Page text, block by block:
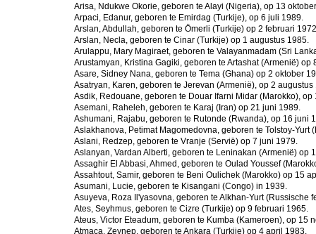
Arisa, Ndukwe Okorie, geboren te Alayi (Nigeria), op 13
Arpaci, Edanur, geboren te Emirdag (Turkije), op 6 juli 1989.
Arslan, Abdullah, geboren te Ömerli (Turkije) op 2 februari
Arslan, Necla, geboren te Cinar (Turkije) op 1 augustus 1985.
Arulappu, Mary Magiraet, geboren te Valayanmadam (Sri
Arustamyan, Kristina Gagiki, geboren te Artashat (Armenië) op
Asare, Sidney Nana, geboren te Tema (Ghana) op 2 oktober
Asatryan, Karen, geboren te Jerevan (Armenië), op 2 augustus
Asdik, Redouane, geboren te Douar Ifarni Midar (Marokko), op
Asemani, Raheleh, geboren te Karaj (Iran) op 21 juni 1989.
Ashumani, Rajabu, geboren te Rutonde (Rwanda), op 16 juni
Aslakhanova, Petimat Magomedovna, geboren te Tolstoy-Yurt
Aslani, Redzep, geboren te Vranje (Servië) op 7 juni 1979.
Aslanyan, Vardan Alberti, geboren te Leninakan (Armenië) op
Assaghir El Abbasi, Ahmed, geboren te Oulad Youssef
Assahtout, Samir, geboren te Beni Oulichek (Marokko) op 15
Asumani, Lucie, geboren te Kisangani (Congo) in 1939.
Asuyeva, Roza Il'yasovna, geboren te Alkhan-Yurt (Russische
Ates, Seyhmus, geboren te Cizre (Turkije) op 9 februari 1965.
Ateus, Victor Eteadum, geboren te Kumba (Kameroen), op 15
Atmaca, Zeynep, geboren te Ankara (Turkije) op 4 april 1983.